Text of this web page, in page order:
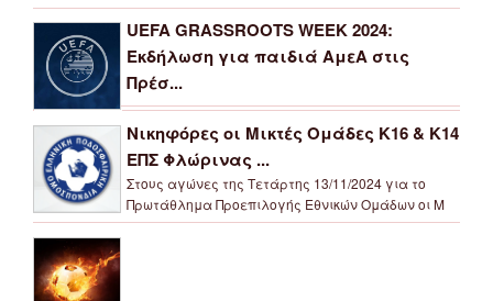
UEFA GRASSROOTS WEEK 2024:
Εκδήλωση για παιδιά ΑμεΑ στις
Πρέσ...
Νικηφόρες οι Μικτές Ομάδες Κ16 & Κ14
ΕΠΣ Φλώρινας ...
Στους αγώνες της Τετάρτης 13/11/2024 για το
Πρωτάθλημα Προεπιλογής Εθνικών Ομάδων οι Μ